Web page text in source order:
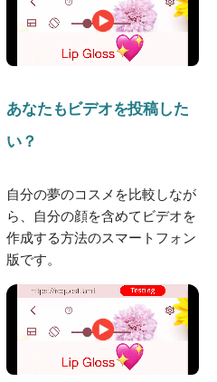
あなたもビデオを投稿した
い？
自分の夢のコスメを比較しなが
ら、自分の顔を含めてビデオを
作成する方法のスマートフォン
版です。